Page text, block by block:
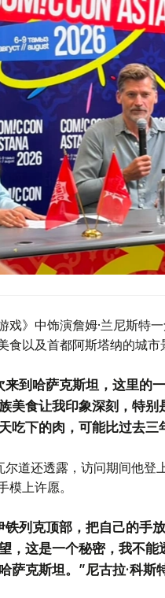
戏》中饰演詹姆·兰尼斯特
食以及首都阿斯塔纳的城市
来到哈萨克斯坦，这里的
美食让我印象深刻，特
吃下的肉，可能比过去三
尔道还透露，访问期间他
模上许愿。
铁列克顶部，把自己的手
，这是一个秘密，我不
萨克斯坦。”尼古拉·科斯